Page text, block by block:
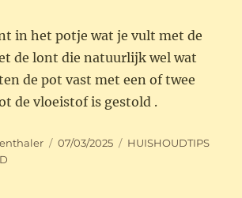
in het potje wat je vult met de
de lont die natuurlijk wel wat
de pot vast met een of twee
de vloeistof is gestold .
Geplaatst
07/03/2025 Categorieën
HUISHOUDTIPS